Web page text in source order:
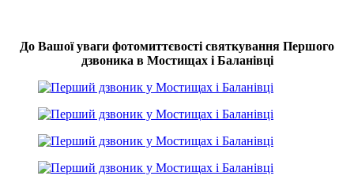
До Вашої уваги фотомиттєвості святкування Першого
дзвоника в Мостищах і Баланівці